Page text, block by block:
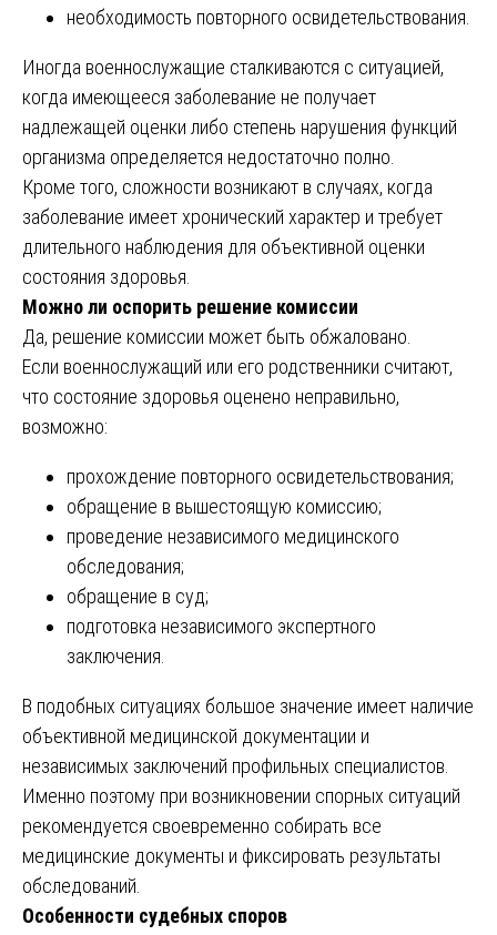
необходимость повторного освидетельствования.
Иногда военнослужащие сталкиваются с ситуацией,
когда имеющееся заболевание не получает
надлежащей оценки либо степень нарушения функций
организма определяется недостаточно полно.
Кроме того, сложности возникают в случаях, когда
заболевание имеет хронический характер и требует
длительного наблюдения для объективной оценки
состояния здоровья.
Можно ли оспорить решение комиссии
Да, решение комиссии может быть обжаловано.
Если военнослужащий или его родственники считают,
что состояние здоровья оценено неправильно,
возможно:
прохождение повторного освидетельствования;
обращение в вышестоящую комиссию;
проведение независимого медицинского
обследования;
обращение в суд;
подготовка независимого экспертного
заключения.
В подобных ситуациях большое значение имеет наличие
объективной медицинской документации и
независимых заключений профильных специалистов.
Именно поэтому при возникновении спорных ситуаций
рекомендуется своевременно собирать все
медицинские документы и фиксировать результаты
обследований.
Особенности судебных споров